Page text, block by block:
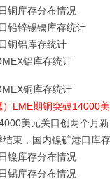
铜库存分布情况
铅锌锡镍库存统计
铜铝库存统计
铝库存统计
铜库存统计
）LME期铜突破14000
美元关口创两个月
束，国内镍矿港口库
镍库存分布情况
锡库存分布情况